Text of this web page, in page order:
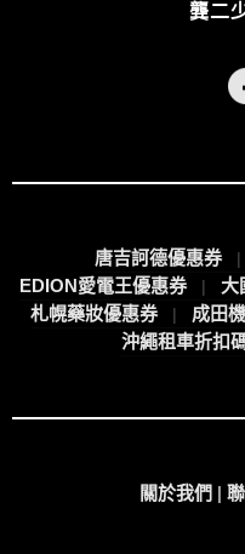
龔二
唐吉訶德優惠券
EDION愛電王優惠券
大
札幌藥妝優惠券
成田
沖繩租車折扣
關於我們 |